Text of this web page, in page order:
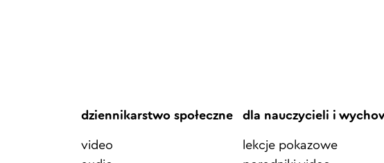
dziennikarstwo społeczne
video
dla nauczycieli i
lekcje pokazowe